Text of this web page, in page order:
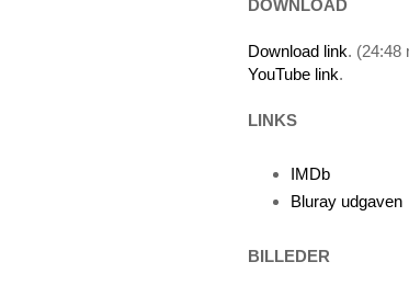
DOWNLOAD
Download link. (24:48
YouTube link.
LINKS
IMDb
Bluray udgaven
BILLEDER